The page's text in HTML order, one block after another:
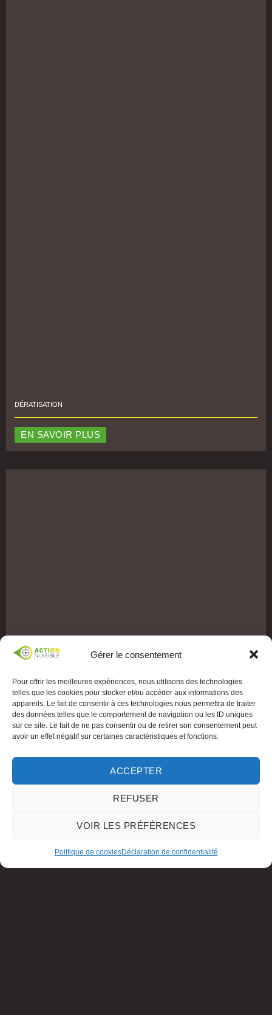
Gérer le consentement
Pour offrir les meilleures expériences, nous utilisons des technologies
telles que les cookies pour stocker et/ou accéder aux informations des
appareils. Le fait de consentir à ces technologies nous permettra de traiter
des données telles que le comportement de navigation ou les ID uniques
sur ce site. Le fait de ne pas consentir ou de retirer son consentement peut
avoir un effet négatif sur certaines caractéristiques et fonctions.
ACCEPTER
REFUSER
VOIR LES PRÉFÉRENCES
Politique de cookiesDéclaration de confidentialité
DÉRATISATION
EN SAVOIR PLUS